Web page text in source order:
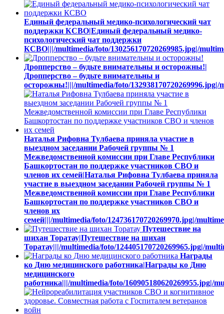
Единый федеральный медико-психологический чат
поддержки КСВО|Единый федеральный медико-
психологический чат поддержки
КСВО|||/multimedia/foto/130256170720269985.jpg|/
Дропперство – будьте внимательны и осторожны!|
Дропперство – будьте внимательны и
осторожны!|||/multimedia/foto/132938170720269996.jpg|/
Наталья Рифовна Тулбаева приняла участие в
выездном заседании Рабочей группы № 1
Межведомственной комиссии при Главе Республики
Башкортостан по поддержке участников СВО и
членов их семей|Наталья Рифовна Тулбаева приняла
участие в выездном заседании Рабочей группы № 1
Межведомственной комиссии при Главе Республики
Башкортостан по поддержке участников СВО и
членов их
семей|||/multimedia/foto/124736170720269970.jpg|/
Путешествие на
шихан Торатау|Путешествие на шихан
Торатау|||/multimedia/foto/124405170720269965.jpg|/
Награды
ко Дню медицинского работника|Награды ко Дню
медицинского
работника|||/multimedia/foto/160905180620269955.jpg|/